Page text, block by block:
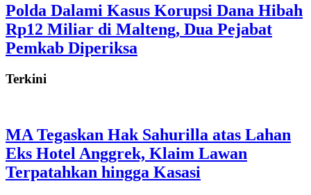
Polda Dalami Kasus Korupsi Dana Hibah
Rp12 Miliar di Malteng, Dua Pejabat
Pemkab Diperiksa
Terkini
MA Tegaskan Hak Sahurilla atas Lahan
Eks Hotel Anggrek, Klaim Lawan
Terpatahkan hingga Kasasi